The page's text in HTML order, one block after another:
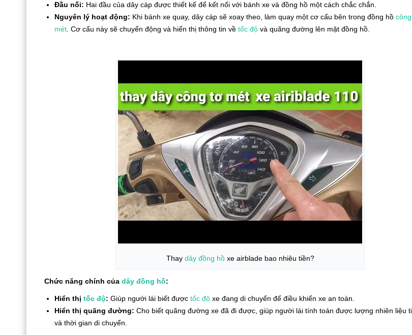
Đầu nối: Hai đầu của dây cáp được thiết kế để kết nối với bánh xe và đồng hồ một cách chắc chắn.
Nguyên lý hoạt động: Khi bánh xe quay, dây cáp sẽ xoay theo, làm quay một cơ cấu bên trong đồng hồ
mét . Cơ cấu này sẽ chuyển động và hiển thị thông tin về tốc độ và quãng đường lên mặt đồng hồ.
Thay dây đồng hồxe airblade bao nhiêu tiền?
Chức năng chính của dây đồng hồ:
Hiển thị tốc độ: Giúp người lái biết được tốc độ xe đang di chuyển để điều khiển xe an toàn.
Hiển thị quãng đường: Cho biết quãng đường xe đã đi được, giúp người lái tính toán được lượng nhiên liệu
và thời gian di chuyển.